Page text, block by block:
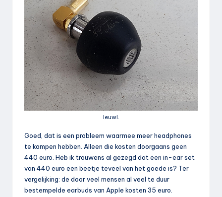
Ieuwl.
Goed, dat is een probleem waarmee meer headphones
te kampen hebben. Alleen die kosten doorgaans geen
440 euro. Heb ik trouwens al gezegd dat een in-ear set
van 440 euro een beetje teveel van het goede is? Ter
vergelijking: de door veel mensen al veel te duur
bestempelde earbuds van Apple kosten 35 euro.